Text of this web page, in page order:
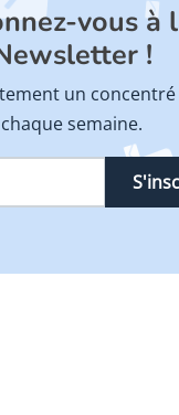
vous à
!
un concentré
chaque semaine.